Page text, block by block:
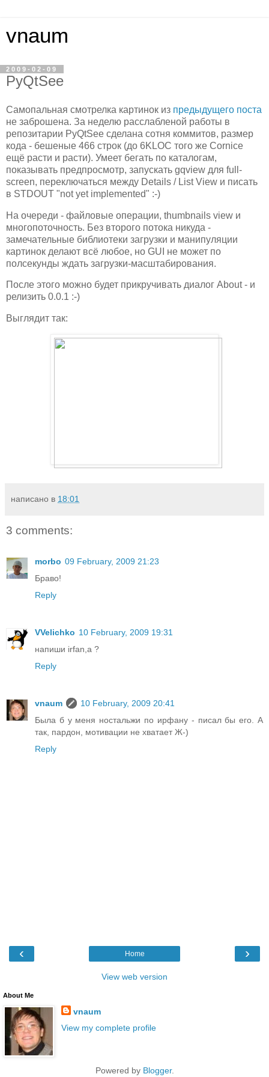
vnaum
2009-02-09
PyQtSee
Самопальная смотрелка картинок из предыдущего поста
не заброшена. За неделю расслабленой работы в
репозитарии PyQtSee сделана сотня коммитов, размер
кода - бешеные 466 строк (до 6KLOC того же Cornice
ещё расти и расти). Умеет бегать по каталогам,
показывать предпросмотр, запускать gqview для full-
screen, переключаться между Details / List View и писать
в STDOUT "not yet implemented" :-)
На очереди - файловые операции, thumbnails view и
многопоточность. Без второго потока никуда -
замечательные библиотеки загрузки и манипуляции
картинок делают всё любое, но GUI не может по
полсекунды ждать загрузки-масштабирования.
После этого можно будет прикручивать диалог About - и
релизить 0.0.1 :-)
Выглядит так:
написано в 18:01
3 comments:
morbo 09 February, 2009 21:23
Браво!
Reply
VVelichko 10 February, 2009 19:31
напиши irfan,а ?
Reply
vnaum
10 February, 2009 20:41
Была б у меня ностальжи по ирфану - писал бы его. А
так, пардон, мотивации не хватает Ж-)
Reply
‹ ›
Home
View web version
About Me
vnaum
View my complete profile
Powered by Blogger.